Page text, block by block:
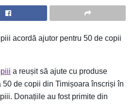
acordă ajutor pentru 50 de copii
a reușit să ajute cu produse
de copii din Timișoara înscriși în
Donațiile au fost primite din